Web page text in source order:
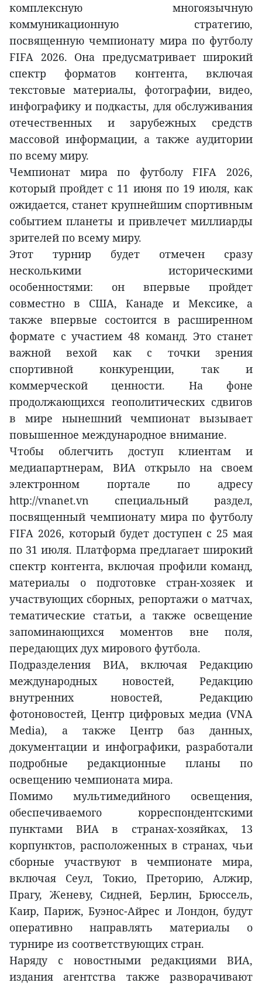
комплексную многоязычную
коммуникационную стратегию,
посвященную чемпионату мира по футболу
FIFA 2026. Она предусматривает широкий
спектр форматов контента, включая
текстовые материалы, фотографии, видео,
инфографику и подкасты, для обслуживания
отечественных и зарубежных средств
массовой информации, а также аудитории
по всему миру.
Чемпионат мира по футболу FIFA 2026,
который пройдет с 11 июня по 19 июля, как
ожидается, станет крупнейшим спортивным
событием планеты и привлечет миллиарды
зрителей по всему миру.
Этот турнир будет отмечен сразу
несколькими историческими
особенностями: он впервые пройдет
совместно в США, Канаде и Мексике, а
также впервые состоится в расширенном
формате с участием 48 команд. Это станет
важной вехой как с точки зрения
спортивной конкуренции, так и
коммерческой ценности. На фоне
продолжающихся геополитических сдвигов
в мире нынешний чемпионат вызывает
повышенное международное внимание.
Чтобы облегчить доступ клиентам и
медиапартнерам, ВИА открыло на своем
электронном портале по адресу
http://vnanet.vn специальный раздел,
посвященный чемпионату мира по футболу
FIFA 2026, который будет доступен с 25 мая
по 31 июля. Платформа предлагает широкий
спектр контента, включая профили команд,
материалы о подготовке стран-хозяек и
участвующих сборных, репортажи о матчах,
тематические статьи, а также освещение
запоминающихся моментов вне поля,
передающих дух мирового футбола.
Подразделения ВИА, включая Редакцию
международных новостей, Редакцию
внутренних новостей, Редакцию
фотоновостей, Центр цифровых медиа (VNA
Media), а также Центр баз данных,
документации и инфографики, разработали
подробные редакционные планы по
освещению чемпионата мира.
Помимо мультимедийного освещения,
обеспечиваемого корреспондентскими
пунктами ВИА в странах-хозяйках, 13
корпунктов, расположенных в странах, чьи
сборные участвуют в чемпионате мира,
включая Сеул, Токио, Преторию, Алжир,
Прагу, Женеву, Сидней, Берлин, Брюссель,
Каир, Париж, Буэнос-Айрес и Лондон, будут
оперативно направлять материалы о
турнире из соответствующих стран.
Наряду с новостными редакциями ВИА,
издания агентства также разворачивают